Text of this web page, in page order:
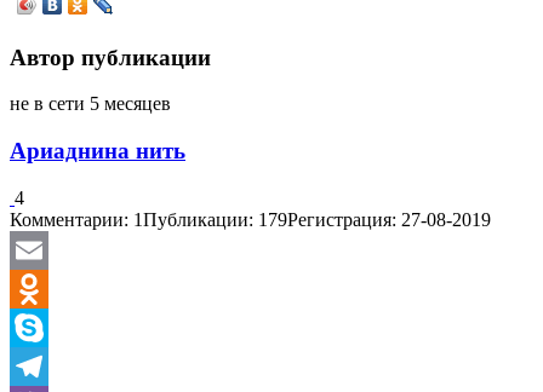
Автор публикации
не в сети 5 месяцев
Ариаднина нить
4
Комментарии: 1Публикации: 179Регистрация: 27-08-2019
Email
Odnoklassniki
Skype